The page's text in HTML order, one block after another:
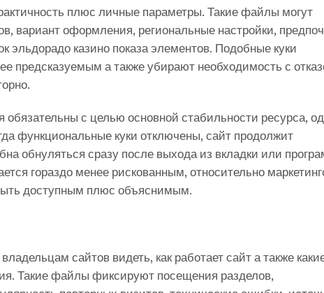
плюс личные параметры. Такие файлы могут
вариант оформления, региональные настройки,
эльдорадо казино показа элементов. Подобные куки
а также убирают необходимость с
с целью основной стабильности ресурса,
функциональные куки отключены, сайт продолжит
обнуляться сразу после выхода из вкладки или
гораздо менее рискованным, относительно
доступным плюс объяснимым.
сайтов видеть, как работает сайт а также
Такие файлы фиксируют посещения разделов,